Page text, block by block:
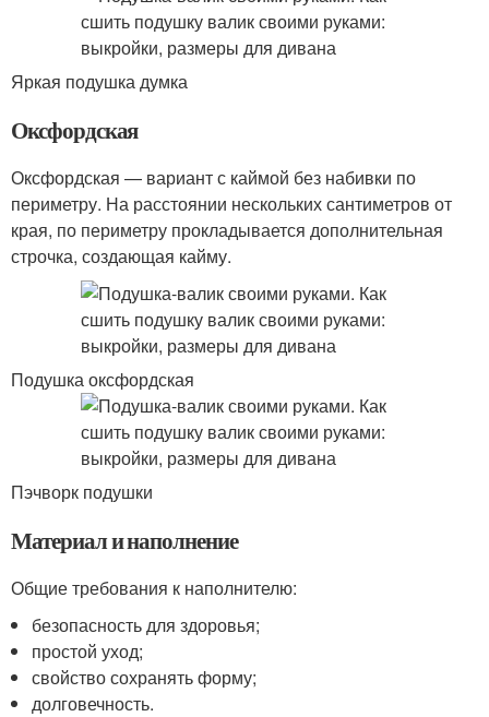
Яркая подушка думка
Оксфордская
Оксфордская — вариант с каймой без набивки по
периметру. На расстоянии нескольких сантиметров от
края, по периметру прокладывается дополнительная
строчка, создающая кайму.
Подушка оксфордская
Пэчворк подушки
Материал и наполнение
Общие требования к наполнителю:
безопасность для здоровья;
простой уход;
свойство сохранять форму;
долговечность.